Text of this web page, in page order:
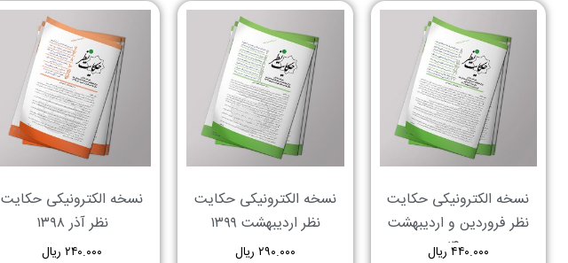
نسخه الکترونیکی حکایت
نظر فروردین و اردیبهشت
۱۴۰۰
۴۴۰.۰۰۰ ریال
نسخه الکترونیکی حکایت
نظر اردیبهشت ۱۳۹۹
۲۹۰.۰۰۰ ریال
نسخه الکترونیکی حکایت
نظر آذر ۱۳۹۸
۲۴۰.۰۰۰ ریال